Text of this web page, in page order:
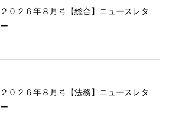
２０２６年８月号【総合】ニュースレタ
ー
２０２６年８月号【法務】ニュースレタ
ー
過去に配信したニュースレターの一覧